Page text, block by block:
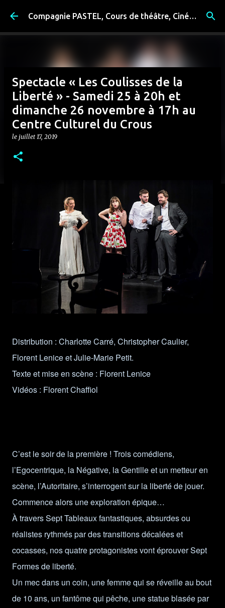
Accéder au contenu principal Compagnie PASTEL, Cours de théâtre, Cinéma, Exposition, Ateliers artistiques, Spectacle à Reims
Spectacle « Les Coulisses de la
Liberté » - Samedi 25 à 20h et
dimanche 26 novembre à 17h au
Centre Culturel du Crous
le juillet 17, 2019
Distribution : Charlotte Carré, Christopher Caulier,
Florent Lenice et Julie-Marie Petit.
Texte et mise en scène : Florent Lenice
Vidéos : Florent Chaffiol
C’est le soir de la première ! Trois comédiens,
l’Egocentrique, la Négative, la Gentille et un metteur en
scène, l’Autoritaire, s’interrogent sur la liberté de jouer.
Commence alors une exploration épique…
À travers Sept Tableaux fantastiques, absurdes ou
réalistes rythmés par des transitions décalées et
cocasses, nos quatre protagonistes vont éprouver Sept
Formes de liberté.
Un mec dans un coin, une femme qui se réveille au bout
de 10 ans, un fantôme qui pêche, une statue blasée par